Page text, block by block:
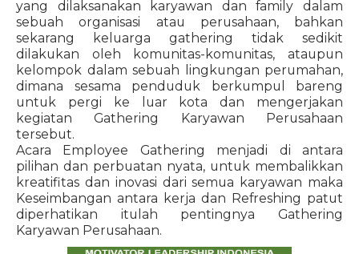
yang dilaksanakan karyawan dan family dalam
sebuah organisasi atau perusahaan, bahkan
sekarang keluarga gathering tidak sedikit
dilakukan oleh komunitas-komunitas, ataupun
kelompok dalam sebuah lingkungan perumahan,
dimana sesama penduduk berkumpul bareng
untuk pergi ke luar kota dan mengerjakan
kegiatan Gathering Karyawan Perusahaan
tersebut.
Acara Employee Gathering menjadi di antara
pilihan dan perbuatan nyata, untuk membalikkan
kreatifitas dan inovasi dari semua karyawan maka
Keseimbangan antara kerja dan Refreshing patut
diperhatikan itulah pentingnya Gathering
Karyawan Perusahaan.